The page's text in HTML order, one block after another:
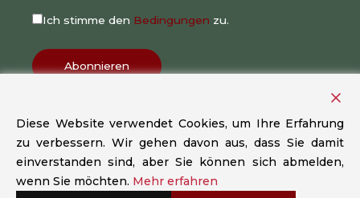
Ich stimme den Bedingungen zu.
Heinzel |
Diese Website verwendet Cookies, um Ihre Erfahrung
zu verbessern. Wir gehen davon aus, dass Sie damit
einverstanden sind, aber Sie können sich abmelden,
wenn Sie möchten. Mehr erfahren